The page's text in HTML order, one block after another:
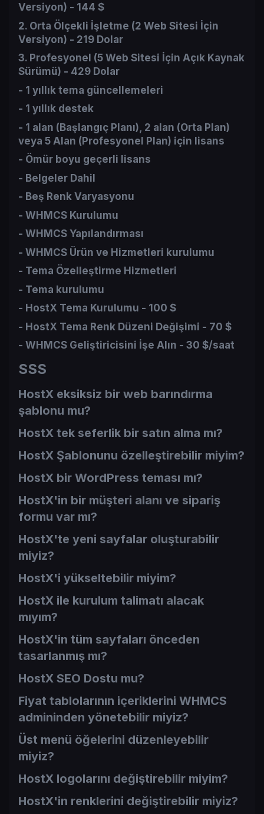
Versiyon) - 144 $
2. Orta Ölçekli İşletme (2 Web Sitesi İçin
Versiyon) - 219 Dolar
3. Profesyonel (5 Web Sitesi İçin Açık Kaynak
Sürümü) - 429 Dolar
- 1 yıllık tema güncellemeleri​
- 1 yıllık destek​
- 1 alan (Başlangıç Planı), 2 alan (Orta Plan)
veya 5 Alan (Profesyonel Plan) için lisans​
- Ömür boyu geçerli lisans​
- Belgeler Dahil​
- Beş Renk Varyasyonu​
- WHMCS Kurulumu​
- WHMCS Yapılandırması​
- WHMCS Ürün ve Hizmetleri kurulumu​
- Tema Özelleştirme Hizmetleri​
- Tema kurulumu​
- HostX Tema Kurulumu - 100 $
- HostX Tema Renk Düzeni Değişimi - 70 $
- WHMCS Geliştiricisini İşe Alın - 30 $/saat
SSS
HostX eksiksiz bir web barındırma
şablonu mu?
HostX tek seferlik bir satın alma mı?
HostX Şablonunu özelleştirebilir miyim?
HostX bir WordPress teması mı?
HostX'in bir müşteri alanı ve sipariş
formu var mı?
HostX'te yeni sayfalar oluşturabilir
miyiz?
HostX'i yükseltebilir miyim?
HostX ile kurulum talimatı alacak
mıyım?
HostX'in tüm sayfaları önceden
tasarlanmış mı?
HostX SEO Dostu mu?
Fiyat tablolarının içeriklerini WHMCS
admininden yönetebilir miyiz?
Üst menü öğelerini düzenleyebilir
miyiz?
HostX logolarını değiştirebilir miyim?
HostX'in renklerini değiştirebilir miyiz?